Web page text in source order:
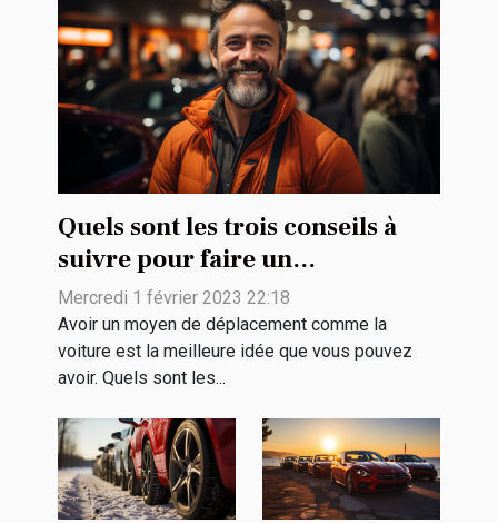
Quels sont les trois conseils à
suivre pour faire un
rachat de véhicule ?
Mercredi 1 février 2023 22:18
Avoir un moyen de déplacement comme la
voiture est la meilleure idée que vous pouvez
avoir. Quels sont les...